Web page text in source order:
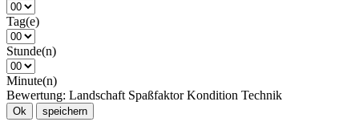
Tag(e)
Stunde(n)
Minute(n)
Bewertung: Landschaft Spaßfaktor Kondition Technik
Ok speichern